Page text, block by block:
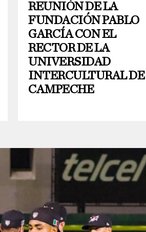
REUNIÓN DE LA
FUNDACIÓN PABLO
GARCÍA CON EL
RECTOR DE LA
UNIVERSIDAD
INTERCULTURAL DE
CAMPECHE